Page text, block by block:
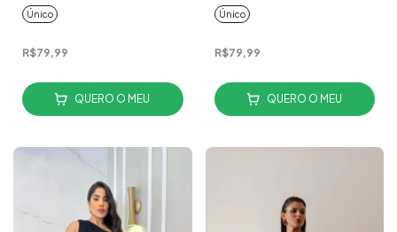
Único
R$79,99
QUERO O MEU
Único
R$79,99
QUERO O MEU